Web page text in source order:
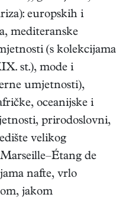
europskih i
mediteranske
(s kolekcijama
st.), mode i
umjetnosti),
oceanijske i
prirodoslovni,
velikog
de
nafte, vrlo
jakom